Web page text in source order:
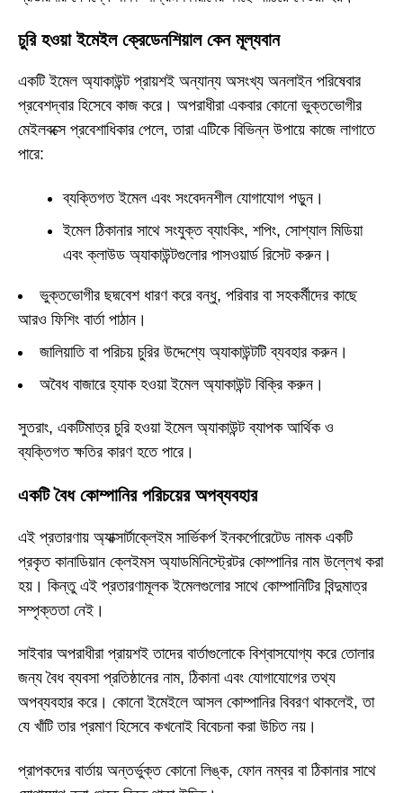
চুরি হওয়া ইমেইল ক্রেডেনশিয়াল কেন মূল্যবান
একটি ইমেল অ্যাকাউন্ট প্রায়শই অন্যান্য অসংখ্য অনলাইন পরিষেবার
প্রবেশদ্বার হিসেবে কাজ করে। অপরাধীরা একবার কোনো ভুক্তভোগীর
মেইলবক্সে প্রবেশাধিকার পেলে, তারা এটিকে বিভিন্ন উপায়ে কাজে লাগাতে
পারে:
ব্যক্তিগত ইমেল এবং সংবেদনশীল যোগাযোগ পড়ুন।
ইমেল ঠিকানার সাথে সংযুক্ত ব্যাংকিং, শপিং, সোশ্যাল মিডিয়া
এবং ক্লাউড অ্যাকাউন্টগুলোর পাসওয়ার্ড রিসেট করুন।
ভুক্তভোগীর ছদ্মবেশ ধারণ করে বন্ধু, পরিবার বা সহকর্মীদের কাছে
আরও ফিশিং বার্তা পাঠান।
জালিয়াতি বা পরিচয় চুরির উদ্দেশ্যে অ্যাকাউন্টটি ব্যবহার করুন।
অবৈধ বাজারে হ্যাক হওয়া ইমেল অ্যাকাউন্ট বিক্রি করুন।
সুতরাং, একটিমাত্র চুরি হওয়া ইমেল অ্যাকাউন্ট ব্যাপক আর্থিক ও
ব্যক্তিগত ক্ষতির কারণ হতে পারে।
একটি বৈধ কোম্পানির পরিচয়ের অপব্যবহার
এই প্রতারণায় অ্যাক্সার্টাক্লেইম সার্ভিকর্প ইনকর্পোরেটেড নামক একটি
প্রকৃত কানাডিয়ান ক্লেইমস অ্যাডমিনিস্ট্রেটর কোম্পানির নাম উল্লেখ করা
হয়। কিন্তু এই প্রতারণামূলক ইমেলগুলোর সাথে কোম্পানিটির বিন্দুমাত্র
সম্পৃক্ততা নেই।
সাইবার অপরাধীরা প্রায়শই তাদের বার্তাগুলোকে বিশ্বাসযোগ্য করে তোলার
জন্য বৈধ ব্যবসা প্রতিষ্ঠানের নাম, ঠিকানা এবং যোগাযোগের তথ্য
অপব্যবহার করে। কোনো ইমেইলে আসল কোম্পানির বিবরণ থাকলেই, তা
যে খাঁটি তার প্রমাণ হিসেবে কখনোই বিবেচনা করা উচিত নয়।
প্রাপকদের বার্তায় অন্তর্ভুক্ত কোনো লিঙ্ক, ফোন নম্বর বা ঠিকানার সাথে